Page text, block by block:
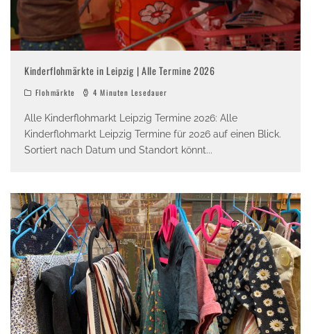
Kinderflohmärkte in Leipzig | Alle Termine 2026
Flohmärkte 4 Minuten Lesedauer
Alle Kinderflohmarkt Leipzig Termine 2026: Alle
Kinderflohmarkt Leipzig Termine für 2026 auf einen Blick.
Sortiert nach Datum und Standort könnt...